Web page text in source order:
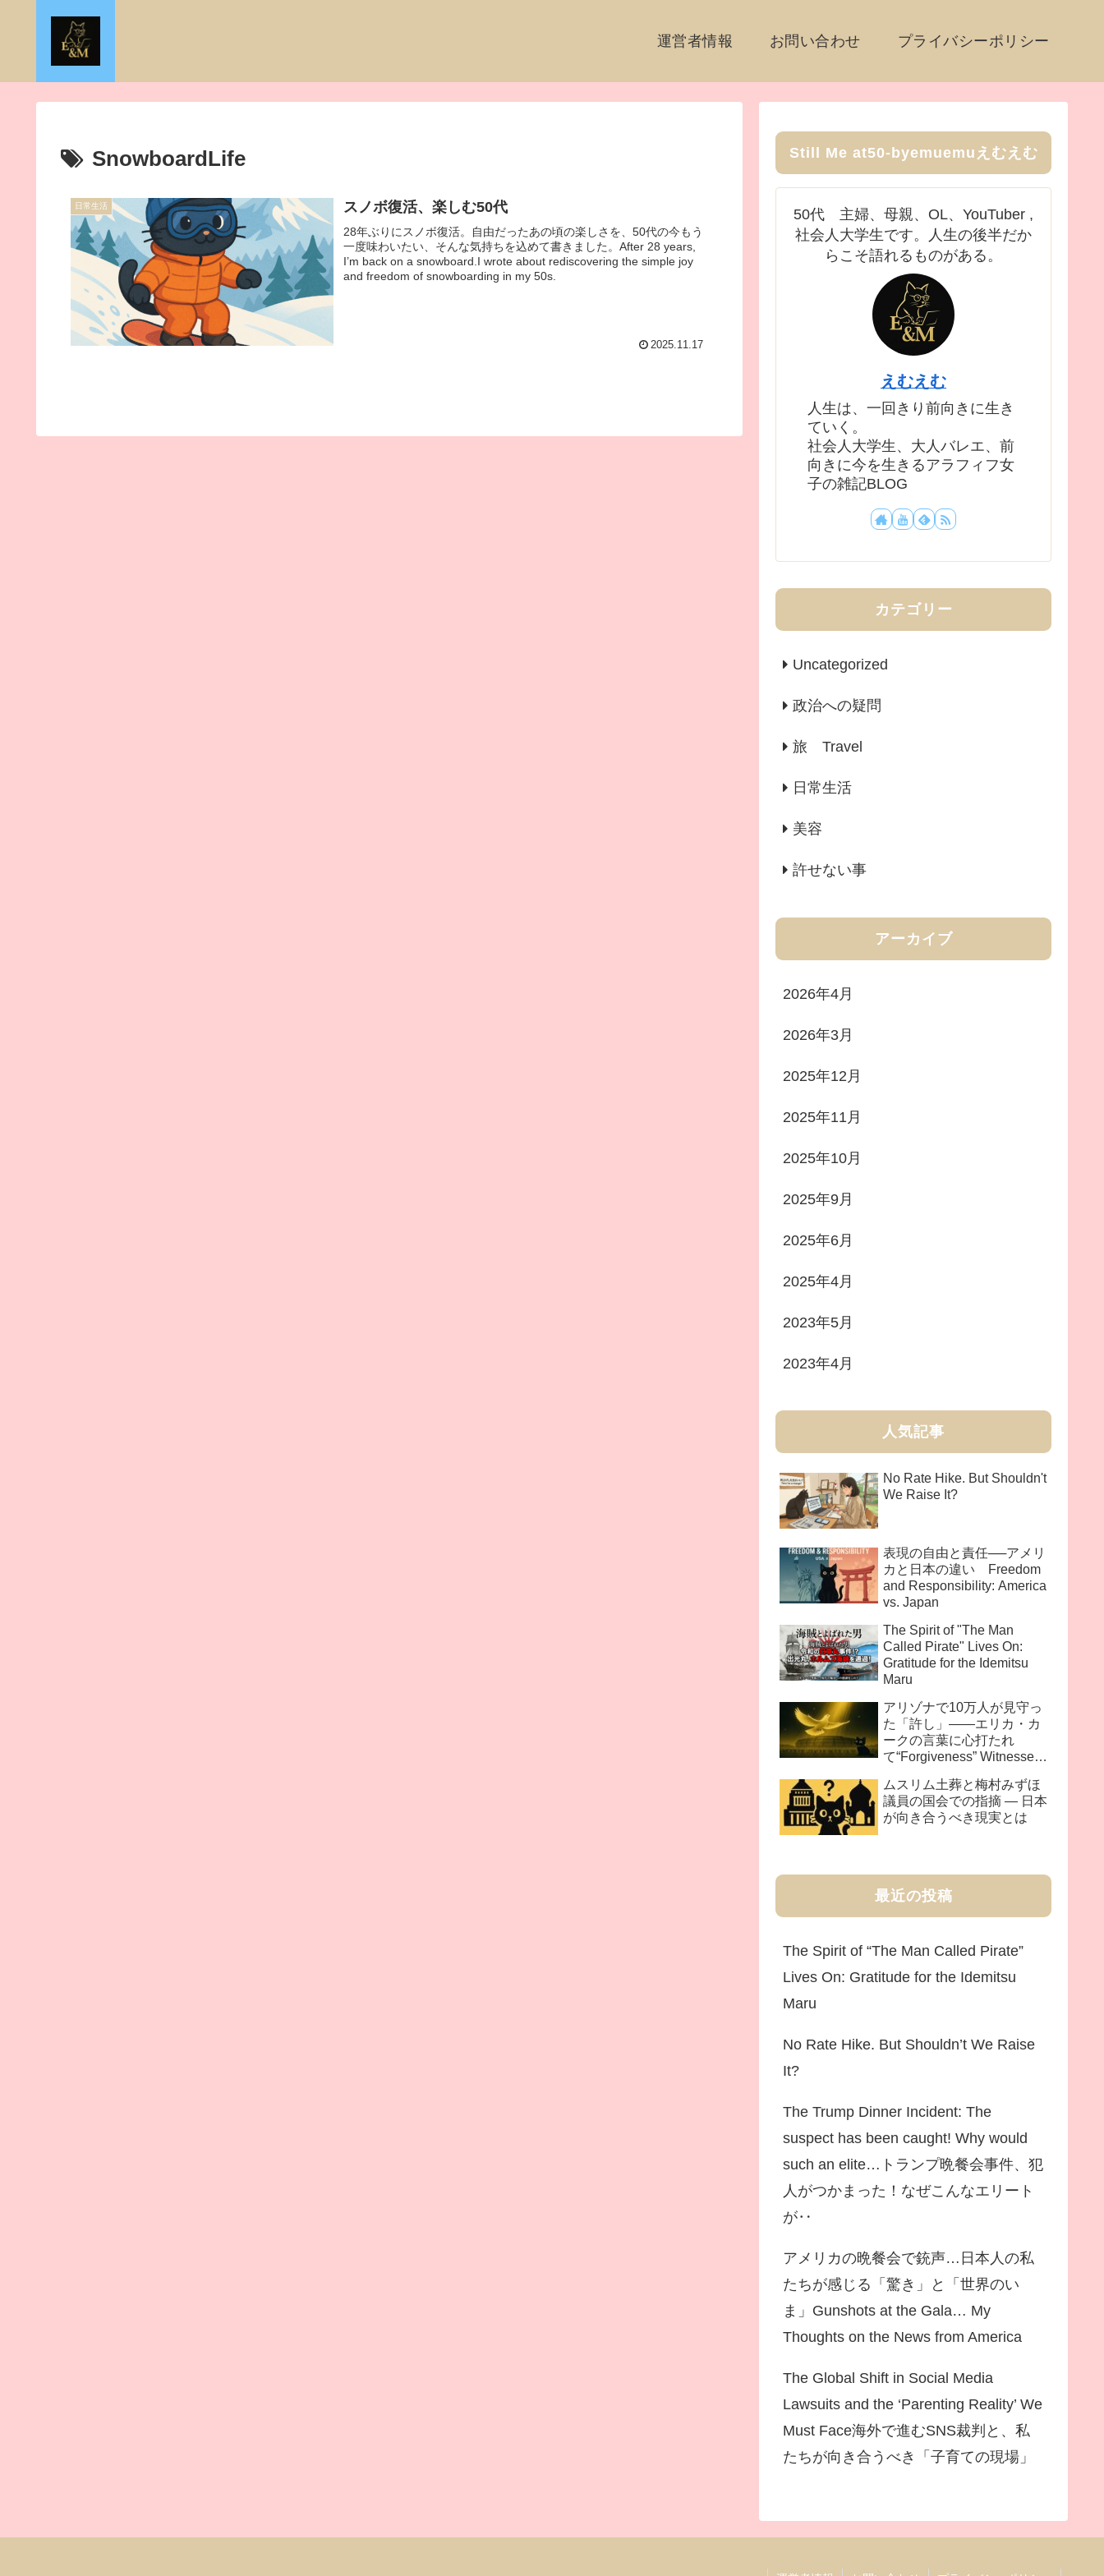
運営者情報 お問い合わせ プライバシーポリシー
SnowboardLife
日常生活 スノボ復活、楽しむ50代
28年ぶりにスノボ復活。自由だったあの頃の楽しさを、50代の今もう
一度味わいたい、そんな気持ちを込めて書きました。After 28 years,
I’m back on a snowboard.I wrote about rediscovering the simple joy
and freedom of snowboarding in my 50s.
2025.11.17
Still Me at50-byemuemuえむえむ
50代 主婦、母親、OL、YouTuber ,
社会人大学生です。人生の後半だか
らこそ語れるものがある。
えむえむ
人生は、一回きり前向きに生き
ていく。
社会人大学生、大人バレエ、前
向きに今を生きるアラフィフ女
子の雑記BLOG
カテゴリー
Uncategorized
政治への疑問
旅 Travel
日常生活
美容
許せない事
アーカイブ
2026年4月
2026年3月
2025年12月
2025年11月
2025年10月
2025年9月
2025年6月
2025年4月
2023年5月
2023年4月
人気記事
No Rate Hike. But Shouldn't
We Raise It?
表現の自由と責任──アメリ
カと日本の違い Freedom
and Responsibility: America
vs. Japan
The Spirit of "The Man
Called Pirate" Lives On:
Gratitude for the Idemitsu
Maru
アリゾナで10万人が見守っ
た「許し」――エリカ・カ
ークの言葉に心打たれ
て“Forgiveness” Witnessed
Moved by the Words of
Erika Kirk
ムスリム土葬と梅村みずほ
議員の国会での指摘 ― 日本
が向き合うべき現実とは
最近の投稿
The Spirit of “The Man Called Pirate”
Lives On: Gratitude for the Idemitsu
Maru
No Rate Hike. But Shouldn’t We Raise
It?
The Trump Dinner Incident: The
suspect has been caught! Why would
such an elite…トランプ晩餐会事件、犯
人がつかまった！なぜこんなエリート
が‥
アメリカの晩餐会で銃声…日本人の私
たちが感じる「驚き」と「世界のい
ま」Gunshots at the Gala… My
Thoughts on the News from America
The Global Shift in Social Media
Lawsuits and the ‘Parenting Reality’ We
Must Face海外で進むSNS裁判と、私
たちが向き合うべき「子育ての現場」